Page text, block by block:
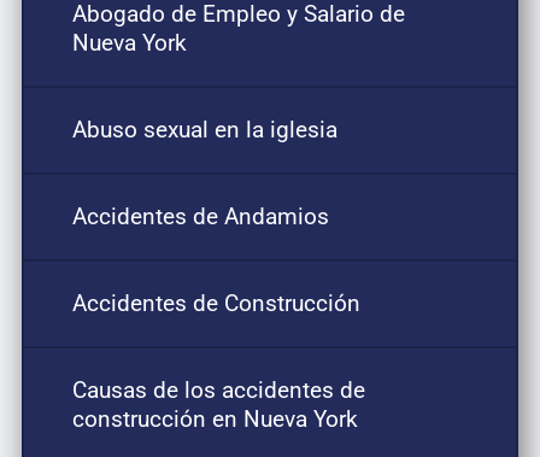
Abogado de Empleo y Salario de
Nueva York
Abuso sexual en la iglesia
Accidentes de Andamios
Accidentes de Construcción
Causas de los accidentes de
construcción en Nueva York